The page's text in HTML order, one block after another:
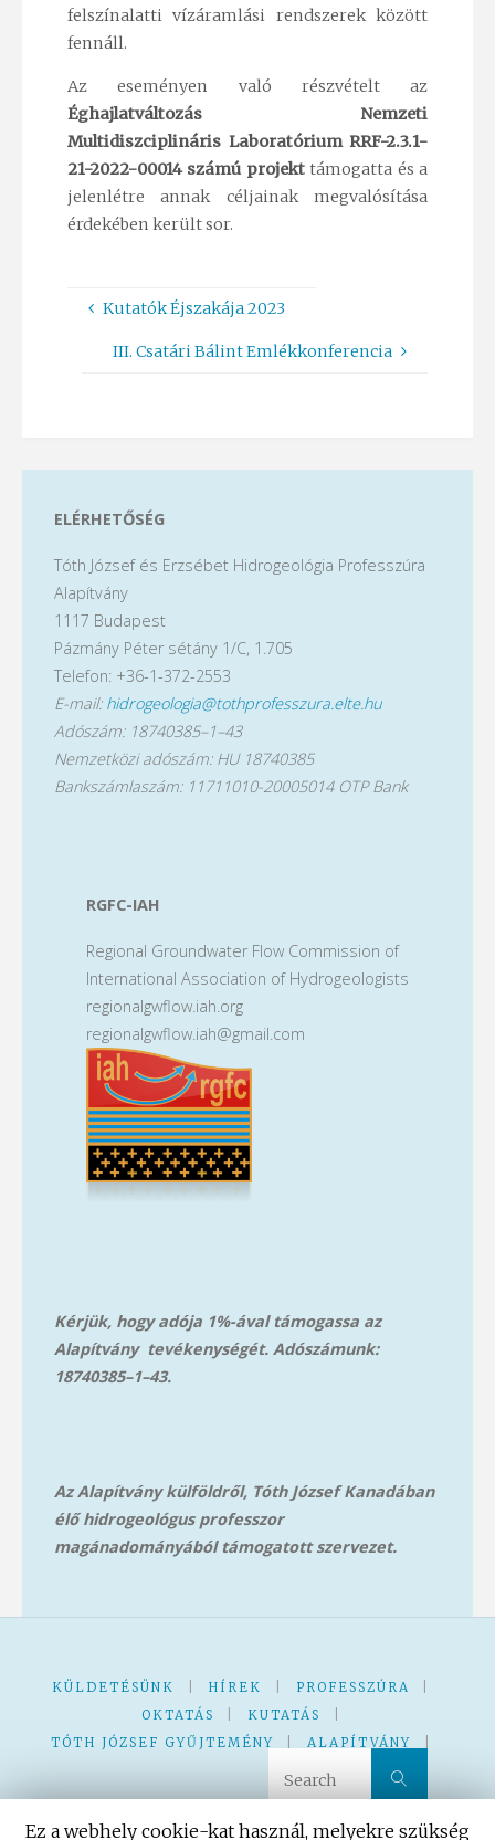
felszínalatti vízáramlási rendszerek között
fennáll.
Az eseményen való részvételt az
Éghajlatváltozás Nemzeti
Multidiszciplináris Laboratórium RRF-2.3.1-
21-2022-00014 számú projekttámogatta és a
jelenlétre annak céljainak megvalósítása
érdekében került sor.
Kutatók Éjszakája 2023
III. Csatári Bálint Emlékkonferencia
ELÉRHETŐSÉG
Tóth József és Erzsébet Hidrogeológia Professzúra
Alapítvány
1117 Budapest
Pázmány Péter sétány 1/C, 1.705
Telefon: +36-1-372-2553
E-mail: hidrogeologia@tothprofesszura.elte.hu
Adószám: 18740385–1–43
Nemzetközi adószám: HU 18740385
Bankszámlaszám: 11711010-20005014 OTP Bank
RGFC-IAH
Regional Groundwater Flow Commission of
International Association of Hydrogeologists
regionalgwflow.iah.org
regionalgwflow.iah@gmail.com
Kérjük, hogy adója 1%-ával támogassa az
Alapítvány tevékenységét. Adószámunk:
18740385–1–43.
Az Alapítvány külföldről, Tóth József Kanadában
élő hidrogeológus professzor
magánadományából támogatott szervezet.
KÜLDETÉSÜNK HÍREK PROFESSZÚRA
OKTATÁS
KUTATÁS
TÓTH JÓZSEF GYŰJTEMÉNY
ALAPÍTVÁNY
Search
Ez a webhely cookie-kat használ, melyekre szükség